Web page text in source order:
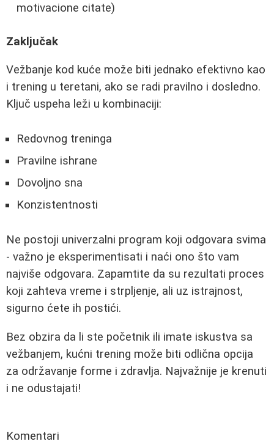
motivacione citate)
Zaključak
Vežbanje kod kuće može biti jednako efektivno kao
i trening u teretani, ako se radi pravilno i dosledno.
Ključ uspeha leži u kombinaciji:
Redovnog treninga
Pravilne ishrane
Dovoljno sna
Konzistentnosti
Ne postoji univerzalni program koji odgovara svima
- važno je eksperimentisati i naći ono što vam
najviše odgovara. Zapamtite da su rezultati proces
koji zahteva vreme i strpljenje, ali uz istrajnost,
sigurno ćete ih postići.
Bez obzira da li ste početnik ili imate iskustva sa
vežbanjem, kućni trening može biti odlična opcija
za održavanje forme i zdravlja. Najvažnije je krenuti
i ne odustajati!
Komentari